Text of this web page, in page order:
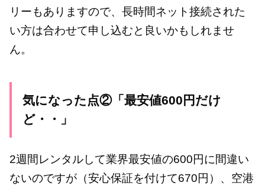
リーもありますので、長時間ネット接続された
い方は合わせて申し込むと良いかもしれませ
ん。
気になった点②「最安値600円だけ
ど・・」
2週間レンタルして業界最安値の600円に間違い
ないのですが（安心保証を付けて670円）、空港